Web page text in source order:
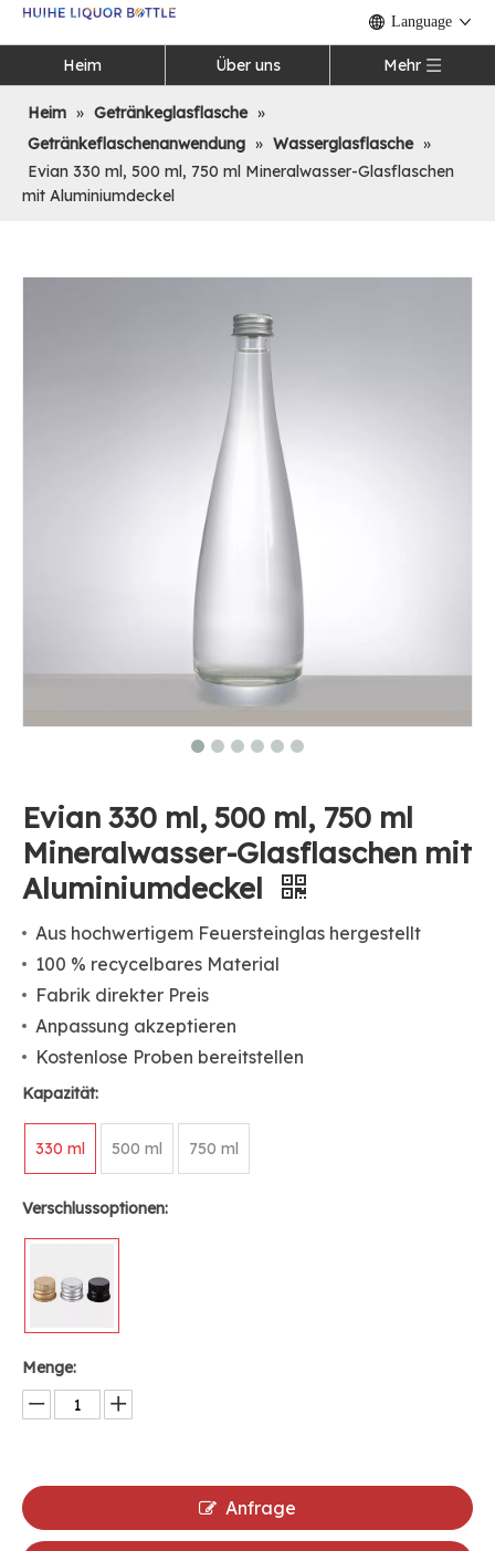
Language
Heim Über uns Mehr
Heim » Getränkeglasflasche »
Getränkeflaschenanwendung » Wasserglasflasche »
Evian 330 ml, 500 ml, 750 ml Mineralwasser-Glasflaschen
mit Aluminiumdeckel
Evian 330 ml, 500 ml, 750 ml
Mineralwasser-Glasflaschen mit
Aluminiumdeckel
Aus hochwertigem Feuersteinglas hergestellt
100 % recycelbares Material
Fabrik direkter Preis
Anpassung akzeptieren
Kostenlose Proben bereitstellen
Kapazität:
330 ml 500 ml 750 ml
Verschlussoptionen:
Menge:
Anfrage